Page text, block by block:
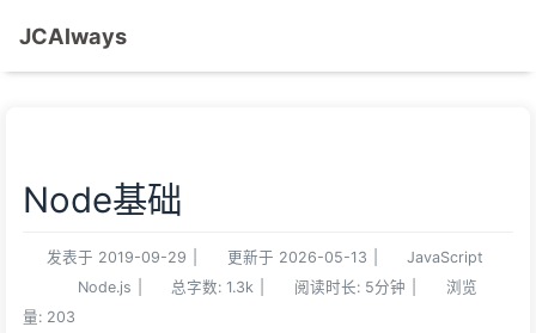
JCAlways
Node基础
发表于 2019-09-29 更新于 2026-05-13
JavaScript
Node.js
总字数: 1.3k 阅读时长: 5分钟
浏览
量: 203